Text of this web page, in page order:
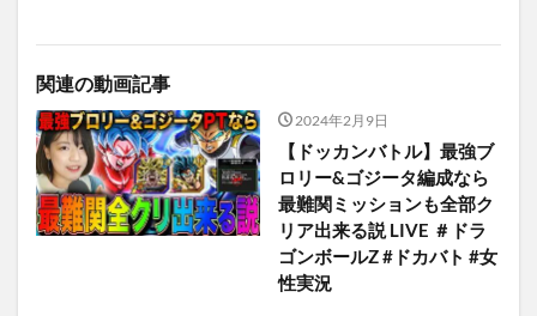
関連の動画記事
2024年2月9日
【ドッカンバトル】最強ブ
ロリー&ゴジータ編成なら
最難関ミッションも全部ク
リア出来る説 LIVE ＃ドラ
ゴンボールZ #ドカバト #女
性実況